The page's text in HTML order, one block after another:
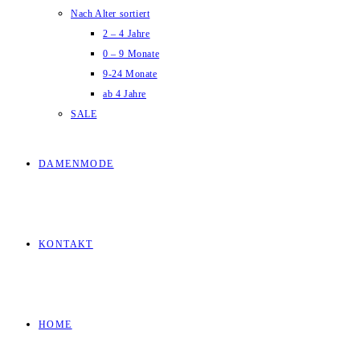
Nach Alter sortiert
2 – 4 Jahre
0 – 9 Monate
9-24 Monate
ab 4 Jahre
SALE
DAMENMODE
KONTAKT
HOME